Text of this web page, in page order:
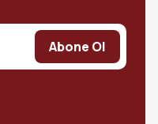
Abone Ol